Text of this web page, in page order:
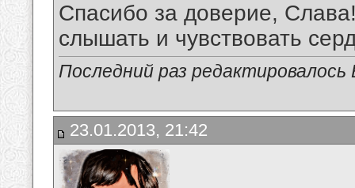
Спасибо за доверие,
слышать и чувствовать
Последний раз
23.01.2013, 21:42